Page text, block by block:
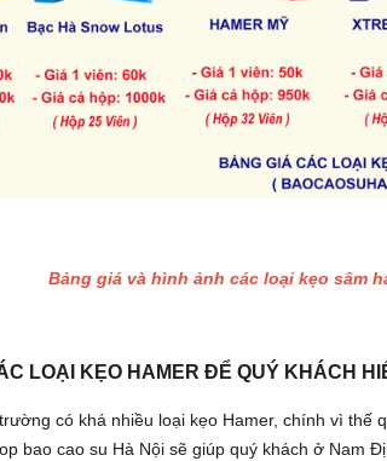
Bảng giá và hình ảnh các loại kẹo sâm
LOẠI KẸO HAMER ĐỂ QUÝ KHÁCH
có khá nhiều loại kẹo Hamer, chính vì
bao cao su Hà Nội sẽ giúp quý khách ở Nam